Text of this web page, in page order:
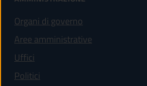
Organi di governo
Aree amministrative
Uffici
Politici